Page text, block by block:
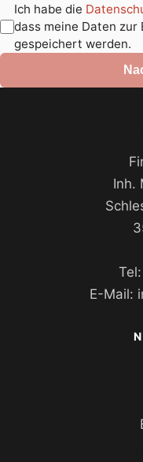
Ich habe die
dass meine Daten
gespeichert werden.
Inh.
Tel:
E-Mail: